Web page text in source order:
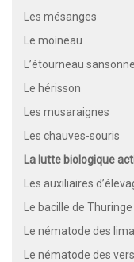
Les mésanges
Le moineau
L’étourneau
Le hérisson
Les musaraignes
Les chauves-souris
La lutte biologique
Les auxiliaires
Le bacille de Thuringe
Le nématode des
Le nématode des